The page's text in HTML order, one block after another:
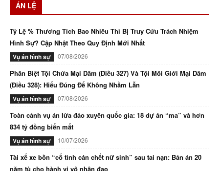
ÁN LỆ
Tỷ Lệ % Thương Tích Bao Nhiêu Thì Bị Truy Cứu Trách Nhiệm
Hình Sự? Cập Nhật Theo Quy Định Mới Nhất
Vụ án hình sự 07/08/2026
Phân Biệt Tội Chứa Mại Dâm (Điều 327) Và Tội Môi Giới Mại Dâm
(Điều 328): Hiểu Đúng Để Không Nhầm Lẫn
Vụ án hình sự 07/08/2026
Toàn cảnh vụ án lừa đảo xuyên quốc gia: 18 dự án “ma” và hơn
834 tỷ đồng biến mất
Vụ án hình sự 10/07/2026
Tài xế xe bồn “cố tình cán chết nữ sinh” sau tai nạn: Bản án 20
năm tù cho hành vi vô nhân đạo